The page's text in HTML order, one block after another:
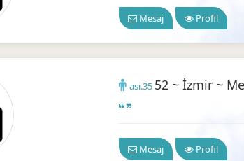
Mesaj Profil
asi.35 52 ~ İzmir ~
Mesaj Profil